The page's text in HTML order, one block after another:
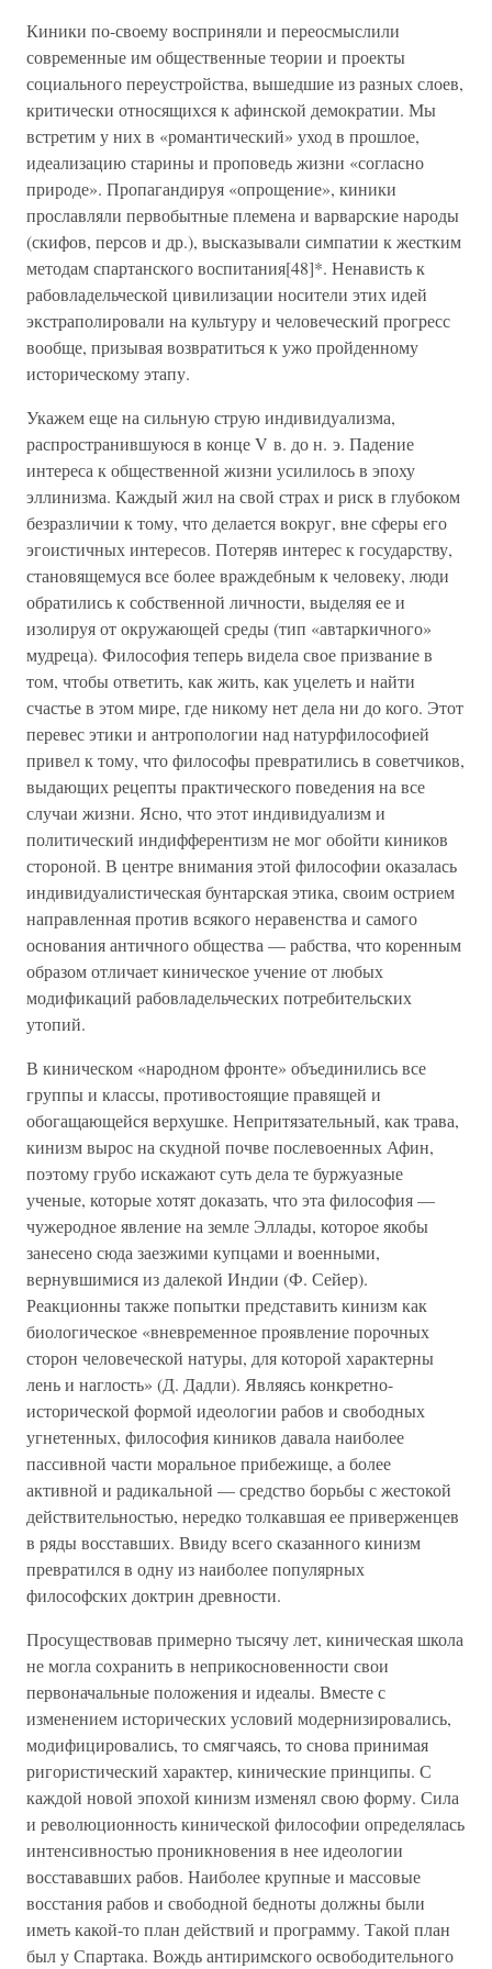
Киники по-своему восприняли и переосмыслили
современные им общественные теории и проекты
социального переустройства, вышедшие из разных слоев,
критически относящихся к афинской демократии. Мы
встретим у них в «романтический» уход в прошлое,
идеализацию старины и проповедь жизни «согласно
природе». Пропагандируя «опрощение», киники
прославляли первобытные племена и варварские народы
(скифов, персов и др.), высказывали симпатии к жестким
методам спартанского воспитания[48]*. Ненависть к
рабовладельческой цивилизации носители этих идей
экстраполировали на культуру и человеческий прогресс
вообще, призывая возвратиться к ужо пройденному
историческому этапу.
Укажем еще на сильную струю индивидуализма,
распространившуюся в конце V в. до н. э. Падение
интереса к общественной жизни усилилось в эпоху
эллинизма. Каждый жил на свой страх и риск в глубоком
безразличии к тому, что делается вокруг, вне сферы его
эгоистичных интересов. Потеряв интерес к государству,
становящемуся все более враждебным к человеку, люди
обратились к собственной личности, выделяя ее и
изолируя от окружающей среды (тип «автаркичного»
мудреца). Философия теперь видела свое призвание в
том, чтобы ответить, как жить, как уцелеть и найти
счастье в этом мире, где никому нет дела ни до кого. Этот
перевес этики и антропологии над натурфилософией
привел к тому, что философы превратились в советчиков,
выдающих рецепты практического поведения на все
случаи жизни. Ясно, что этот индивидуализм и
политический индифферентизм не мог обойти киников
стороной. В центре внимания этой философии оказалась
индивидуалистическая бунтарская этика, своим острием
направленная против всякого неравенства и самого
основания античного общества — рабства, что коренным
образом отличает киническое учение от любых
модификаций рабовладельческих потребительских
утопий.
В киническом «народном фронте» объединились все
группы и классы, противостоящие правящей и
обогащающейся верхушке. Непритязательный, как трава,
кинизм вырос на скудной почве послевоенных Афин,
поэтому грубо искажают суть дела те буржуазные
ученые, которые хотят доказать, что эта философия —
чужеродное явление на земле Эллады, которое якобы
занесено сюда заезжими купцами и военными,
вернувшимися из далекой Индии (Ф. Сейер).
Реакционны также попытки представить кинизм как
биологическое «вневременное проявление порочных
сторон человеческой натуры, для которой характерны
лень и наглость» (Д. Дадли). Являясь конкретно-
исторической формой идеологии рабов и свободных
угнетенных, философия киников давала наиболее
пассивной части моральное прибежище, а более
активной и радикальной — средство борьбы с жестокой
действительностью, нередко толкавшая ее приверженцев
в ряды восставших. Ввиду всего сказанного кинизм
превратился в одну из наиболее популярных
философских доктрин древности.
Просуществовав примерно тысячу лет, киническая школа
не могла сохранить в неприкосновенности свои
первоначальные положения и идеалы. Вместе с
изменением исторических условий модернизировались,
модифицировались, то смягчаясь, то снова принимая
ригористический характер, кинические принципы. С
каждой новой эпохой кинизм изменял свою форму. Сила
и революционность кинической философии определялась
интенсивностью проникновения в нее идеологии
восстававших рабов. Наиболее крупные и массовые
восстания рабов и свободной бедноты должны были
иметь какой-то план действий и программу. Такой план
был у Спартака. Вождь антиримского освободительного